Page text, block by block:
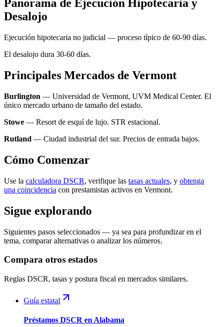
Panorama de Ejecución Hipotecaria y
Desalojo
Ejecución hipotecaria no judicial — proceso típico de 60-90 días.
El desalojo dura 30-60 días.
Principales Mercados de Vermont
Burlington — Universidad de Vermont, UVM Medical Center. El
único mercado urbano de tamaño del estado.
Stowe — Resort de esquí de lujo. STR estacional.
Rutland — Ciudad industrial del sur. Precios de entrada bajos.
Cómo Comenzar
Use la calculadora DSCR, verifique las tasas actuales, y obtenga
una coincidencia con prestamistas activos en Vermont.
Sigue explorando
Siguientes pasos seleccionados — ya sea para profundizar en el
tema, comparar alternativas o analizar los números.
Compara otros estados
Reglas DSCR, tasas y postura fiscal en mercados similares.
Guía estatal
Préstamos DSCR en Alabama